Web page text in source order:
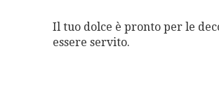
Il tuo dolce è pronto per le
essere servito.